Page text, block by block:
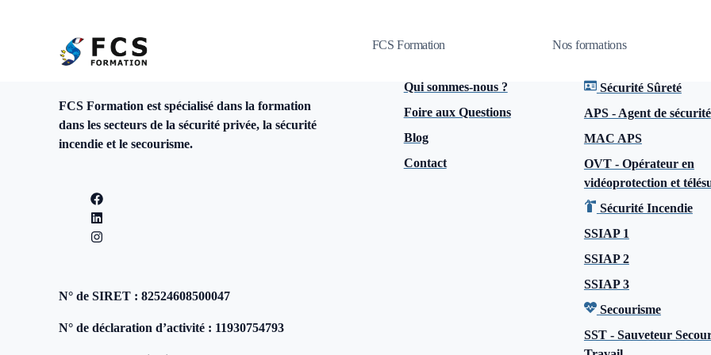
FCS Formation est spécialisé dans la formation
dans les secteurs de la sécurité privée, la sécurité
incendie et le secourisme.
N° de SIRET : 82524608500047
N° de déclaration d’activité : 11930754793
FCS Formation
Qui sommes-nous ?
Foire aux Questions
Blog
Contact
Nos formations
Sécurité Sûreté
APS - Agent de sécurité
MAC APS
OVT - Opérateur en
vidéoprotection et
Sécurité Incendie
SSIAP 1
SSIAP 2
SSIAP 3
Secourisme
SST - Sauveteur